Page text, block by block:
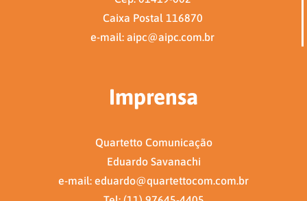
Caixa Postal 116870
e-mail: aipc@aipc.com.br
Imprensa
Quartetto Comunicação
Eduardo Savanachi
e-mail: eduardo@quartettocom.com.br